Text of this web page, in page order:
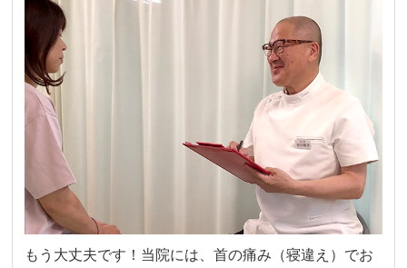
もう大丈夫です！当院には、首の痛み（寝違え）でお